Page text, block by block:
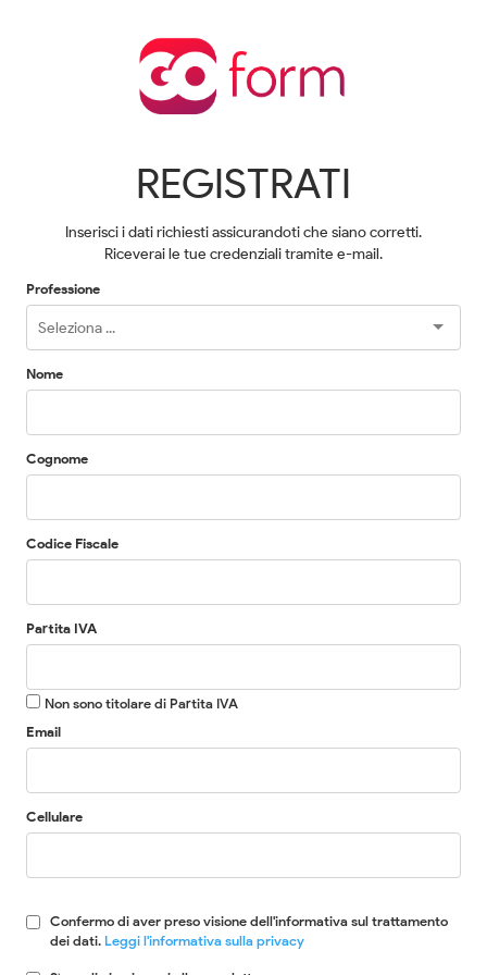
REGISTRATI
Inserisci i dati richiesti assicurandoti che siano corretti.
Riceverai le tue credenziali tramite e-mail.
Professione
Nome
Cognome
Codice Fiscale
Partita IVA
Non sono titolare di Partita IVA
Email
Cellulare
Confermo di aver preso visione dell'informativa sul trattamento
dei dati. Leggi l'informativa sulla privacy